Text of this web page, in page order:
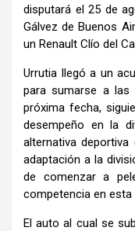
disputará el 25 de
Gálvez de Buenos
un Renault Clío del
Urrutia llegó a un
para sumarse a
próxima fecha,
desempeño en la
alternativa
adaptación a la
de comenzar a
competencia en
El auto al cual se